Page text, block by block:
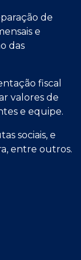
de
e
das
fiscal
valores de
e equipe.
sociais, e
entre outros.